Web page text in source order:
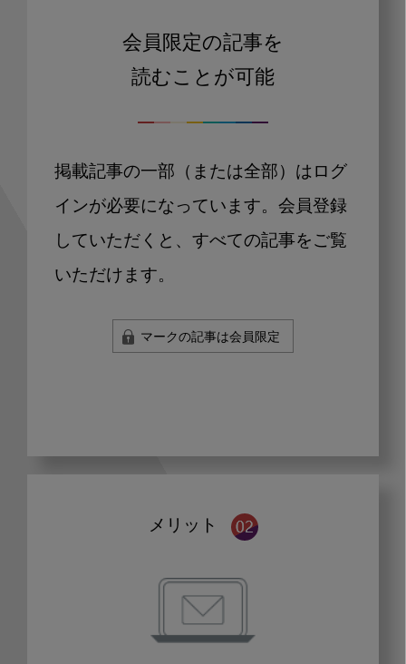
会員限定の記事を
読むことが可能
掲載記事の一部（または全部）はログ
インが必要になっています。会員登録
していただくと、すべての記事をご覧
いただけます。
マークの記事は会員限定
メリット